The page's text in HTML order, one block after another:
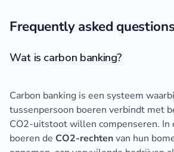
Frequently asked questions
Wat is carbon banking?
Carbon banking is een systeem
tussenpersoon boeren verbindt met
CO2-uitstoot willen compenseren. In
boeren de CO2-rechtenvan hun